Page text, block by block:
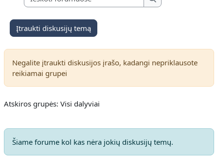
Ieškoti forumuose
Įtraukti diskusijų temą
Negalite įtraukti diskusijos įrašo, kadangi nepriklausote
reikiamai grupei
Atskiros grupės: Visi dalyviai
Šiame forume kol kas nėra jokių diskusijų temų.